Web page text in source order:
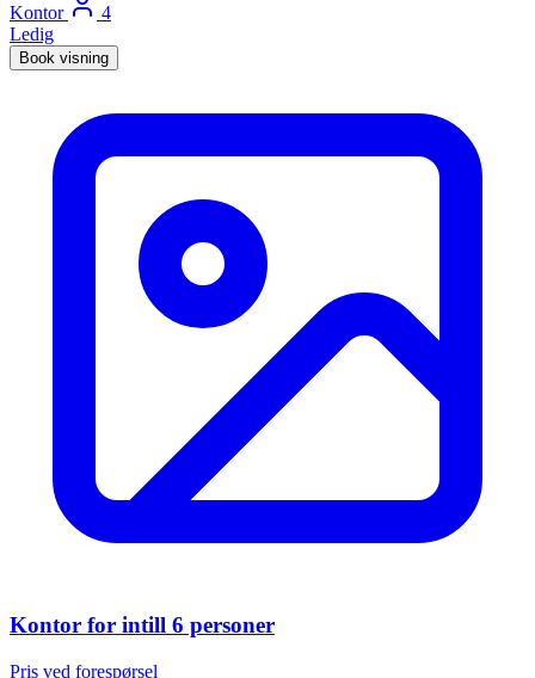
Kontor
4
Ledig
Book visning
Kontor for intill 6 personer
Pris ved forespørsel